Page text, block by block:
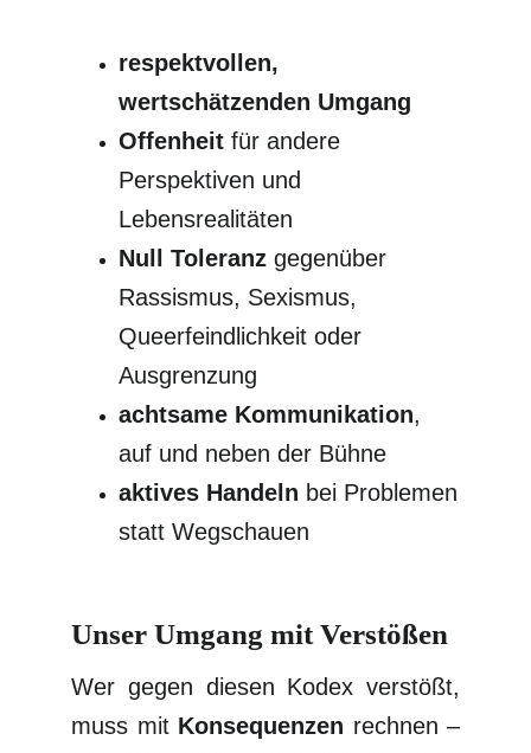
respektvollen,
wertschätzenden Umgang
Offenheit für andere
Perspektiven und
Lebensrealitäten
Null Toleranz gegenüber
Rassismus, Sexismus,
Queerfeindlichkeit oder
Ausgrenzung
achtsame Kommunikation,
auf und neben der Bühne
aktives Handeln bei Problemen
statt Wegschauen
Unser Umgang mit Verstößen
Wer gegen diesen Kodex verstößt,
muss mit Konsequenzen rechnen –